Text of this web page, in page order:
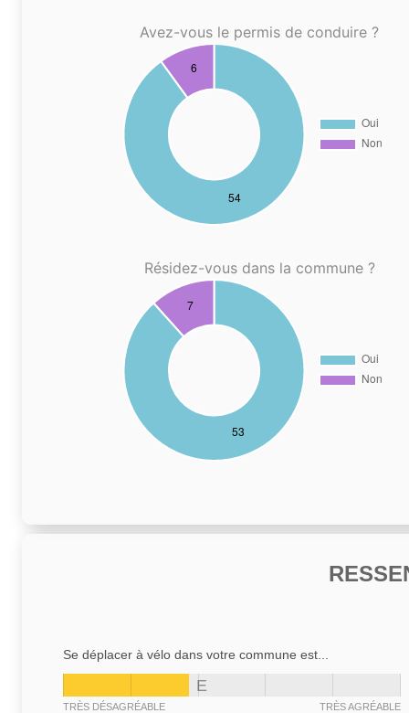
Avez-vous le permis de conduire ?
Résidez-vous dans la commune ?
Se déplacer à vélo dans votre commune est...
E
TRÈS DÉSAGRÉABLE TRÈS AGRÉABLE